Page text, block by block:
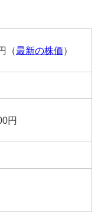
（最新の株価）
円